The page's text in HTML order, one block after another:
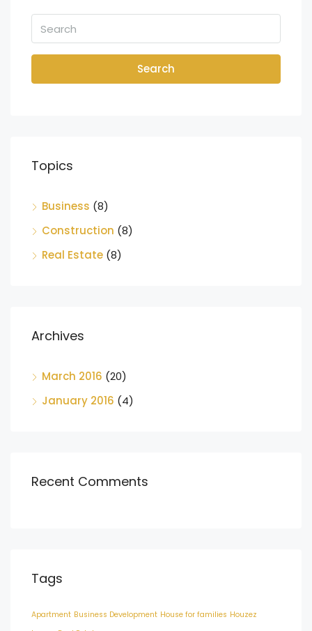
Search
Topics
Business (8)
Construction (8)
Real Estate (8)
Archives
March 2016 (20)
January 2016 (4)
Recent Comments
Tags
Apartment Business Development House for families Houzez